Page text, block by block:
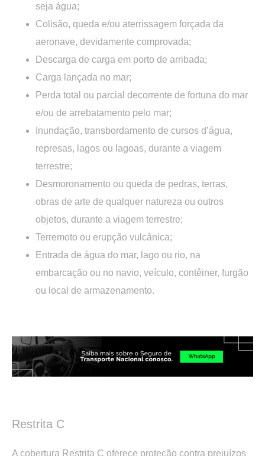
seja água;
Colisão, queda e/ou aterrissagem forçada da
aeronave, devidamente comprovada;
Descarga de carga em porto de arribada;
Carga lançada no mar;
Perda total ou parcial decorrente de fortuna do mar
e/ou de arrebatamento pelo mar;
Inundação, transbordamento de cursos d’água,
represas, lagos ou lagoas, durante a viagem
terrestre;
Desmoronamento ou queda de pedras, terras,
obras de arte de qualquer natureza ou outros
objetos, durante a viagem terrestre;
Terremoto ou erupção vulcânica;
Entrada de água do mar, lago ou rio, na
embarcação ou no navio, veículo, contêiner, furgão
ou local de armazenamento.
Restrita C
A cobertura Restrita C oferece proteção contra prejuízos